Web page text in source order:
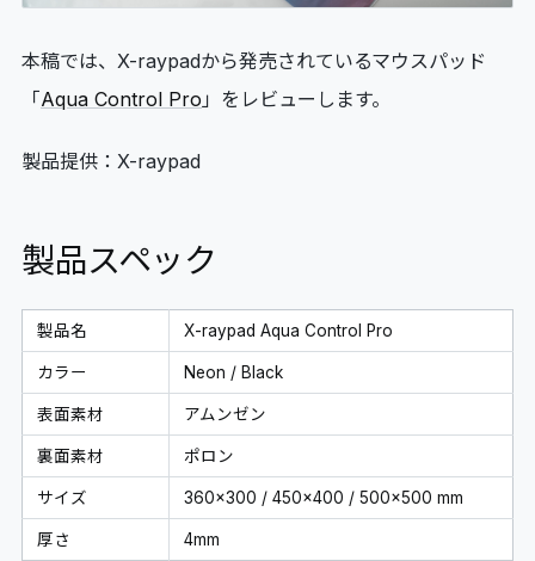
本稿では、X-raypadから発売されているマウスパッド
「Aqua Control Pro」をレビューします。
製品提供：X-raypad
製品スペック
製品名 X-raypad Aqua Control Pro
カラー Neon / Black
表面素材 アムンゼン
裏面素材 ポロン
サイズ 360x300 / 450x400 / 500x500 mm
厚さ 4mm